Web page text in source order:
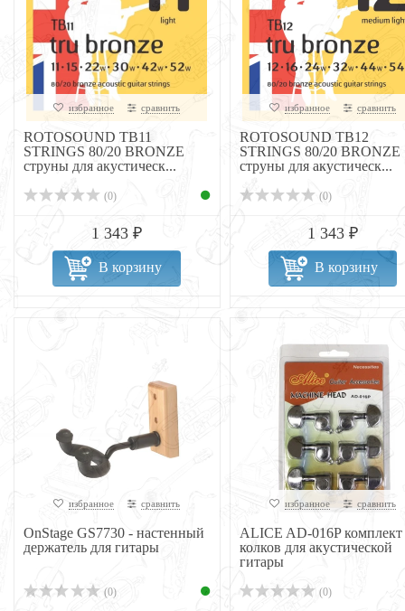
избранное сравнить
ROTOSOUND TB11
STRINGS 80/20 BRONZE
струны для акустическ...
(0)
1 343 ₽
В корзину
избранное сравнить
ROTOSOUND TB12
STRINGS 80/20 BRONZE
струны для акустическ...
(0)
1 343 ₽
В корзину
избранное сравнить
OnStage GS7730 - настенный
держатель для гитары
(0)
избранное сравнить
ALICE AD-016P комплект
колков для акустической
гитары
(0)